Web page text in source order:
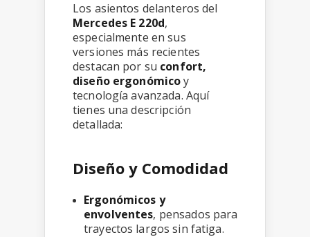
Los asientos delanteros del
Mercedes E 220d,
especialmente en sus
versiones más recientes
destacan por su confort,
diseño ergonómicoy
tecnología avanzada. Aquí
tienes una descripción
detallada:
Diseño y Comodidad
Ergonómicos y
envolventes, pensados para
trayectos largos sin fatiga.